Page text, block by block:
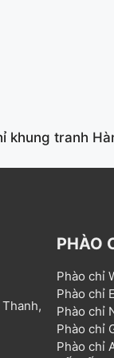
khung tranh
PHÀO
Phào chỉ
Phào chỉ
Phào chỉ
Phào chỉ
Phào chỉ